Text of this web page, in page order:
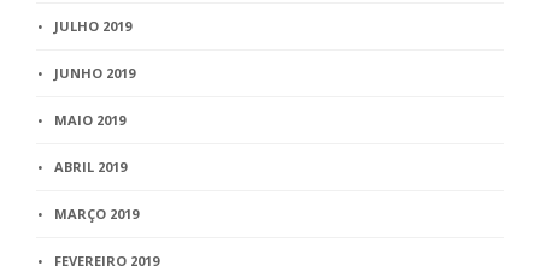
JULHO 2019
JUNHO 2019
MAIO 2019
ABRIL 2019
MARÇO 2019
FEVEREIRO 2019